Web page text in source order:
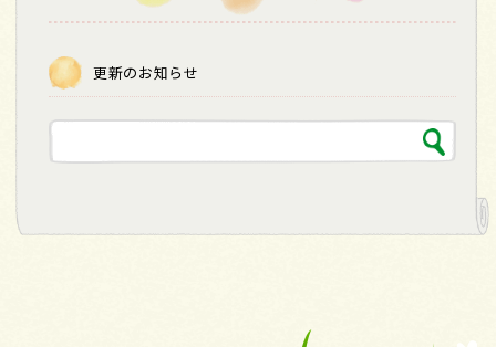
更新のお知らせ